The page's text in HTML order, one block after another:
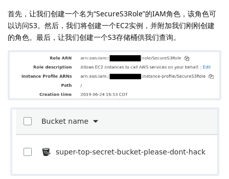
首先，让我们创建一个名为“SecureS3Role”的IAM角色，该角色可
以访问S3。然后，我们将创建一个EC2实例，并附加我们刚刚创建
的角色。最后，让我们创建一个S3存储桶供我们查询。